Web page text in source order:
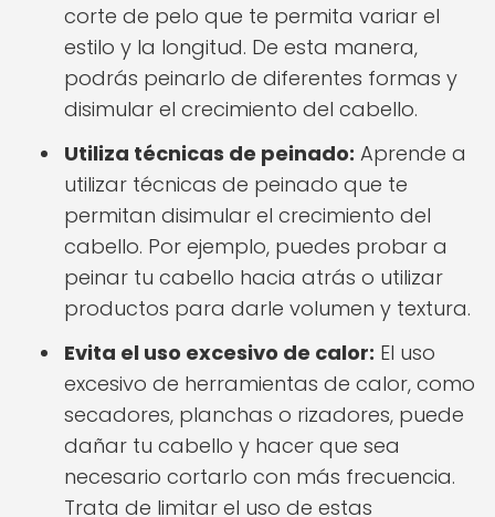
corte de pelo que te permita variar el
estilo y la longitud. De esta manera,
podrás peinarlo de diferentes formas y
disimular el crecimiento del cabello.
Utiliza técnicas de peinado: Aprende a
utilizar técnicas de peinado que te
permitan disimular el crecimiento del
cabello. Por ejemplo, puedes probar a
peinar tu cabello hacia atrás o utilizar
productos para darle volumen y textura.
Evita el uso excesivo de calor: El uso
excesivo de herramientas de calor, como
secadores, planchas o rizadores, puede
dañar tu cabello y hacer que sea
necesario cortarlo con más frecuencia.
Trata de limitar el uso de estas